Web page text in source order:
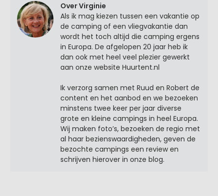
Over Virginie
Als ik mag kiezen tussen een vakantie op
de camping of een vliegvakantie dan
wordt het toch altijd die camping ergens
in Europa. De afgelopen 20 jaar heb ik
dan ook met heel veel plezier gewerkt
aan onze website Huurtent.nl
Ik verzorg samen met Ruud en Robert de
content en het aanbod en we bezoeken
minstens twee keer per jaar diverse
grote en kleine campings in heel Europa.
Wij maken foto’s, bezoeken de regio met
al haar bezienswaardigheden, geven de
bezochte campings een review en
schrijven hierover in onze blog.